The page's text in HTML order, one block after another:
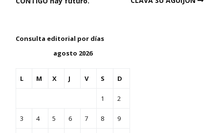
Consulta editorial por días
agosto 2026
L M X J V S D
1 2
3 4 5 6 7 8 9